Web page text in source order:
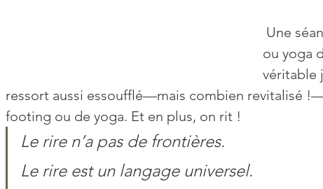
ou yoga
véritable
ressort aussi essoufflé—mais combien revitalisé
footing ou de yoga. Et en plus, on rit !
Le rire n’a pas de frontières.
Le rire est un langage universel.